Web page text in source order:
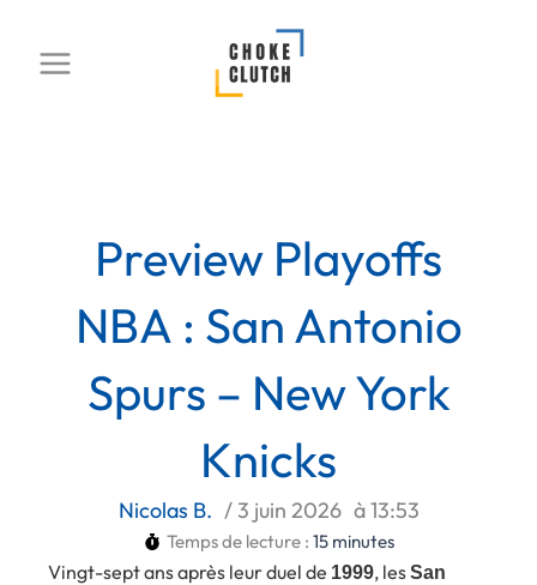
contenu
Preview Playoffs
NBA : San Antonio
Spurs – New York
Knicks
Nicolas B. /3 juin 2026 à13:53
Temps de lecture : 15minutes
Vingt-sept ans après leur duel de 1999, lesSan